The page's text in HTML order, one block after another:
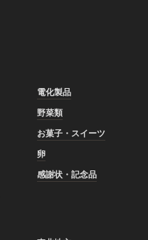
電化製品
野菜類
お菓子・スイーツ
卵
感謝状・記念品